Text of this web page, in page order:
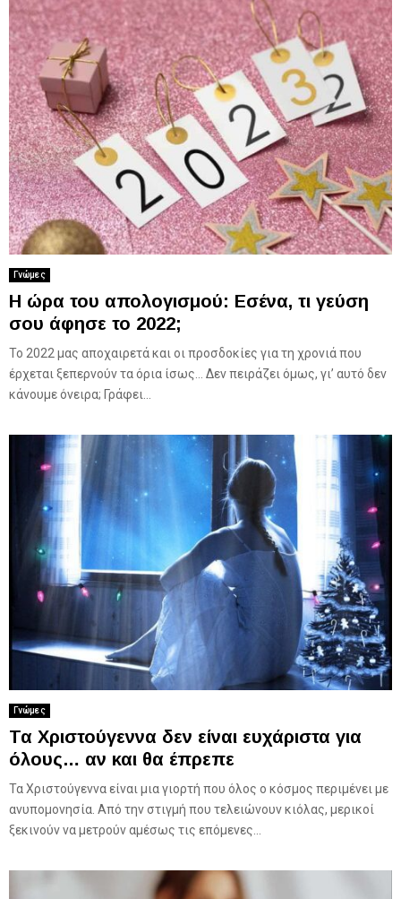
Γνώμες
Η ώρα του απολογισμού: Εσένα, τι γεύση
σου άφησε το 2022;
Το 2022 μας αποχαιρετά και οι προσδοκίες για τη χρονιά που
έρχεται ξεπερνούν τα όρια ίσως… Δεν πειράζει όμως, γι’ αυτό δεν
κάνουμε όνειρα; Γράφει...
Γνώμες
Τα Χριστούγεννα δεν είναι ευχάριστα για
όλους… αν και θα έπρεπε
Τα Χριστούγεννα είναι μια γιορτή που όλος ο κόσμος περιμένει με
ανυπομονησία. Από την στιγμή που τελειώνουν κιόλας, μερικοί
ξεκινούν να μετρούν αμέσως τις επόμενες...